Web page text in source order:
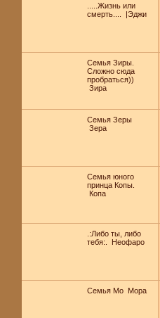
.....Жизнь или
смерть....
|Эджи
Семья Зиры.
Сложно сюда
пробраться))
Зира
Семья Зеры
Зера
Семья юного
принца Копы.
Копа
.:Либо ты, либо
тебя:.
Неофаро
Семья Мо Мора